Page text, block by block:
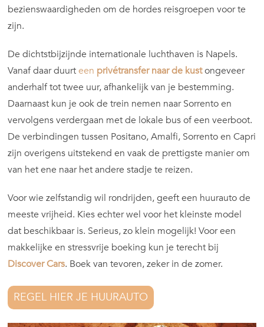
bezienswaardigheden om de hordes reisgroepen voor te
zijn.
De dichtstbijzijnde internationale luchthaven is Napels.
Vanaf daar duurteen privétransfer naar de kustongeveer
anderhalf tot twee uur, afhankelijk van je bestemming.
Daarnaast kun je ook de trein nemen naar Sorrento en
vervolgens verdergaan met de lokale bus of een veerboot.
De verbindingen tussen Positano, Amalfi, Sorrento en Capri
zijn overigens uitstekend en vaak de prettigste manier om
van het ene naar het andere stadje te reizen.
Voor wie zelfstandig wil rondrijden, geeft een huurauto de
meeste vrijheid. Kies echter wel voor het kleinste model
dat beschikbaar is. Serieus, zo klein mogelijk! Voor een
makkelijke en stressvrije boeking kun je terecht bij
Discover Cars. Boek van tevoren, zeker in de zomer.
REGEL HIER JE HUURAUTO